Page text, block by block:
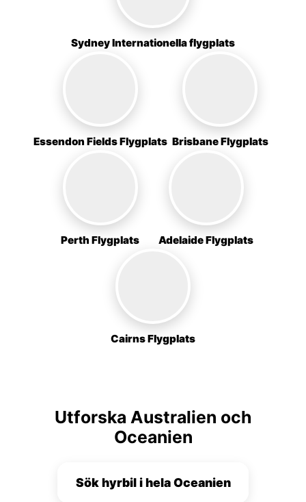
Sydney Internationella flygplats
Essendon Fields Flygplats Brisbane Flygplats
Perth Flygplats Adelaide Flygplats
Cairns Flygplats
Utforska Australien och
Oceanien
Sök hyrbil i hela Oceanien